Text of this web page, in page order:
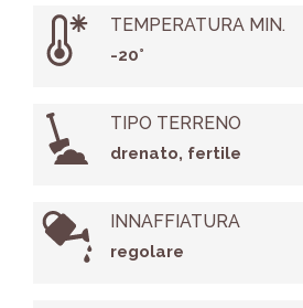
TEMPERATURA MIN.
-20°
TIPO TERRENO
drenato, fertile
INNAFFIATURA
regolare